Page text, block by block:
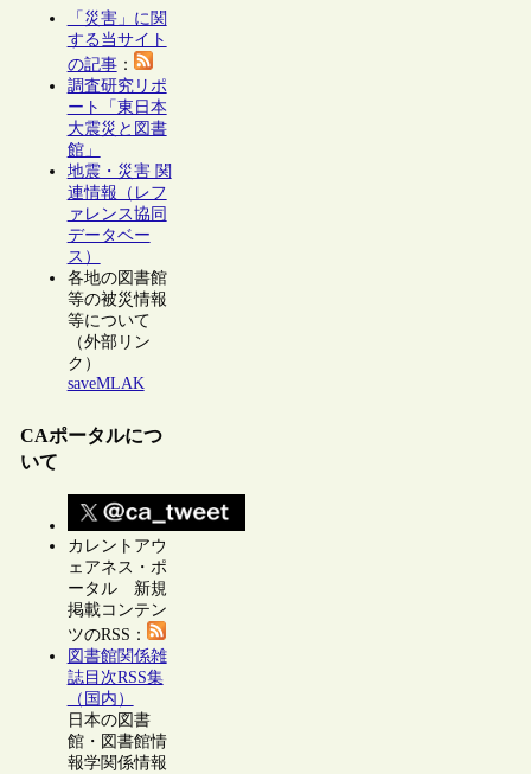
「災害」に関
する当サイト
の記事：
調査研究リポ
ート「東日本
大震災と図書
館」
地震・災害 関
連情報（レフ
ァレンス協同
データベー
ス）
各地の図書館
等の被災情報
等について
（外部リン
ク）
saveMLAK
CAポータルにつ
いて
カレントアウ
ェアネス・ポ
ータル 新規
掲載コンテン
ツのRSS：
図書館関係雑
誌目次RSS集
（国内）
日本の図書
館・図書館情
報学関係情報